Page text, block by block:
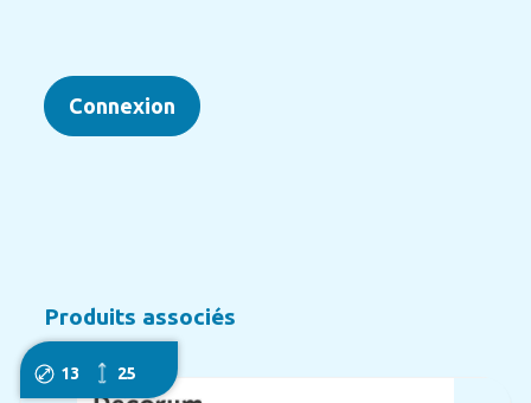
Connexion
Produits associés
13 25